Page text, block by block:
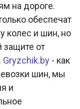
на дороге.
обеспечат
колес и шин, но
защите от
Gryzchik.by - как
шин, мы
и